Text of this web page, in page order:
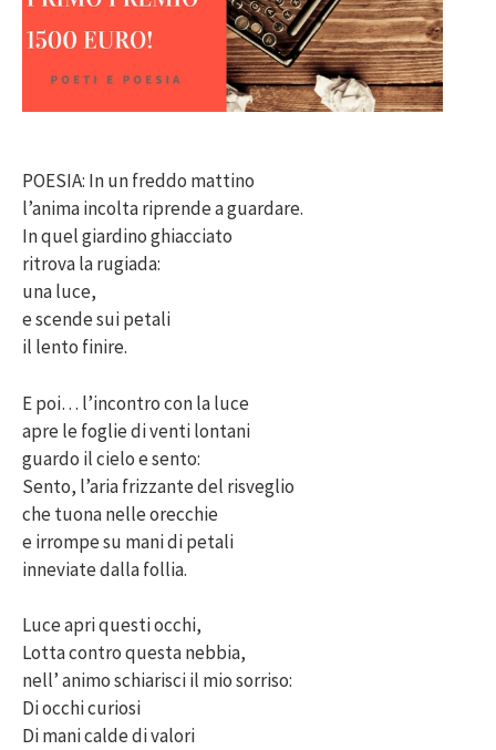
POESIA: In un freddo mattino
l’anima incolta riprende a guardare.
In quel giardino ghiacciato
ritrova la rugiada:
una luce,
e scende sui petali
il lento finire.
E poi… l’incontro con la luce
apre le foglie di venti lontani
guardo il cielo e sento:
Sento, l’aria frizzante del risveglio
che tuona nelle orecchie
e irrompe su mani di petali
inneviate dalla follia.
Luce apri questi occhi,
Lotta contro questa nebbia,
nell’ animo schiarisci il mio sorriso:
Di occhi curiosi
Di mani calde di valori